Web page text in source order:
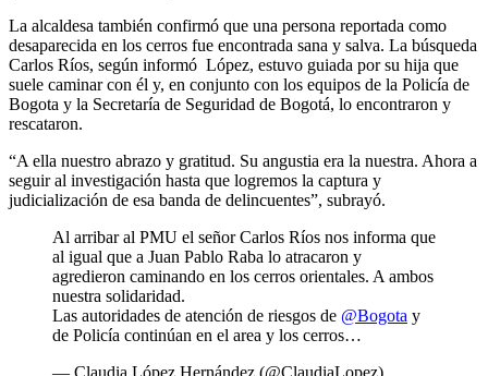
La alcaldesa también confirmó que una persona reportada como
desaparecida en los cerros fue encontrada sana y salva. La búsqueda
Carlos Ríos, según informó López, estuvo guiada por su hija que
suele caminar con él y, en conjunto con los equipos de la Policía de
Bogota y la Secretaría de Seguridad de Bogotá, lo encontraron y
rescataron.
“A ella nuestro abrazo y gratitud. Su angustia era la nuestra. Ahora a
seguir al investigación hasta que logremos la captura y
judicialización de esa banda de delincuentes”, subrayó.
Al arribar al PMU el señor Carlos Ríos nos informa que
al igual que a Juan Pablo Raba lo atracaron y
agredieron caminando en los cerros orientales. A ambos
nuestra solidaridad.
Las autoridades de atención de riesgos de @Bogota y
de Policía continúan en el area y los cerros…